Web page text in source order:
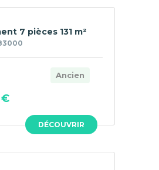
DÉCOUVRIR
7 pièces 131 m²
Ancien
€